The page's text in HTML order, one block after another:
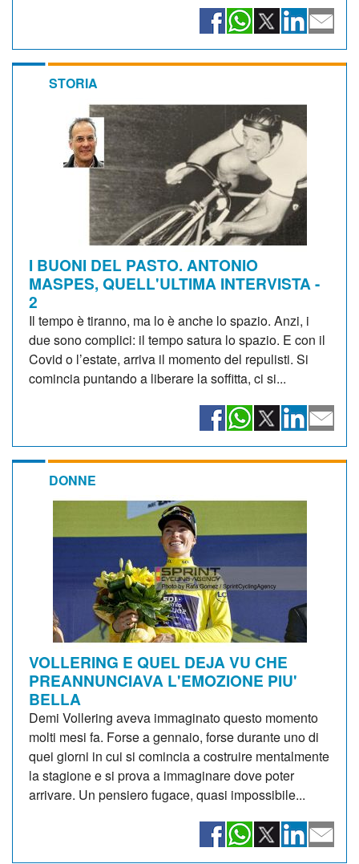
STORIA
I BUONI DEL PASTO. ANTONIO
MASPES, QUELL'ULTIMA INTERVISTA -
2
Il tempo è tiranno, ma lo è anche lo spazio. Anzi, i
due sono complici: il tempo satura lo spazio. E con il
Covid o l’estate, arriva il momento del repulisti. Si
comincia puntando a liberare la soffitta, ci si...
DONNE
VOLLERING E QUEL DEJA VU CHE
PREANNUNCIAVA L'EMOZIONE PIU'
BELLA
Demi Vollering aveva immaginato questo momento
molti mesi fa. Forse a gennaio, forse durante uno di
quei giorni in cui si comincia a costruire mentalmente
la stagione e si prova a immaginare dove poter
arrivare. Un pensiero fugace, quasi impossibile...